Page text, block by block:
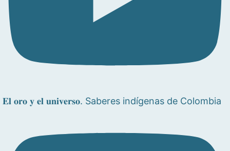
𝐄𝐥 𝐨𝐫𝐨 𝐲 𝐞𝐥 𝐮𝐧𝐢𝐯𝐞𝐫𝐬𝐨. Saberes indígenas de Colombia